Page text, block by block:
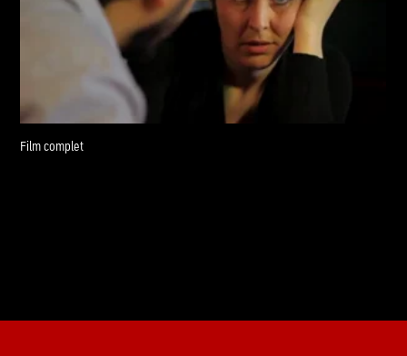
Film complet